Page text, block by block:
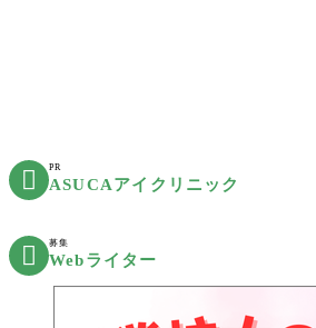
 PR
ASUCAアイクリニック
 募集
Webライター